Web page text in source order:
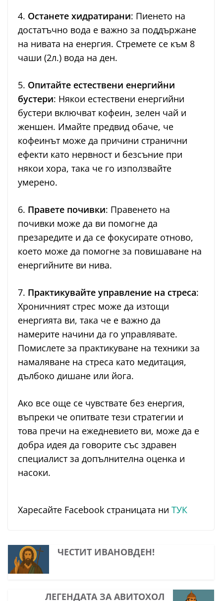
4. Останете хидратирани: Пиенето на
достатъчно вода е важно за поддържане
на нивата на енергия. Стремете се към 8
чаши (2л.) вода на ден.
5. Опитайте естествени енергийни
бустери: Някои естествени енергийни
бустери включват кофеин, зелен чай и
женшен. Имайте предвид обаче, че
кофеинът може да причини странични
ефекти като нервност и безсъние при
някои хора, така че го използвайте
умерено.
6. Правете почивки: Правенето на
почивки може да ви помогне да
презаредите и да се фокусирате отново,
което може да помогне за повишаване на
енергийните ви нива.
7. Практикувайте управление на стреса:
Хроничният стрес може да изтощи
енергията ви, така че е важно да
намерите начини да го управлявате.
Помислете за практикуване на техники за
намаляване на стреса като медитация,
дълбоко дишане или йога.
Ако все още се чувствате без енергия,
въпреки че опитвате тези стратегии и
това пречи на ежедневието ви, може да е
добра идея да говорите със здравен
специалист за допълнителна оценка и
насоки.
Харесайте Facebook страницата ни ТУК
ЧЕСТИТ ИВАНОВДЕН!
ЛЕГЕНДАТА ЗА АВИТОХОЛ